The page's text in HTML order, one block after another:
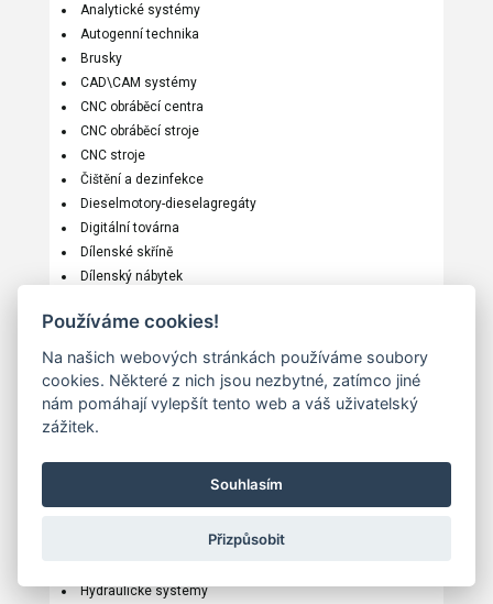
Analytické systémy
Autogenní technika
Brusky
CAD\CAM systémy
CNC obráběcí centra
CNC obráběcí stroje
CNC stroje
Čištění a dezinfekce
Dieselmotory-dieselagregáty
Digitální továrna
Dílenské skříně
Dílenský nábytek
Dopravníkové systémy
Elektrody
Elektroerozivní stroje
Elektroinstalační materiály
Elektronika a elektrotechnika
Hydraulické systémy
Používáme cookies!
Na našich webových stránkách používáme soubory
cookies. Některé z nich jsou nezbytné, zatímco jiné
nám pomáhají vylepšít tento web a váš uživatelský
zážitek.
Souhlasím
Přizpůsobit